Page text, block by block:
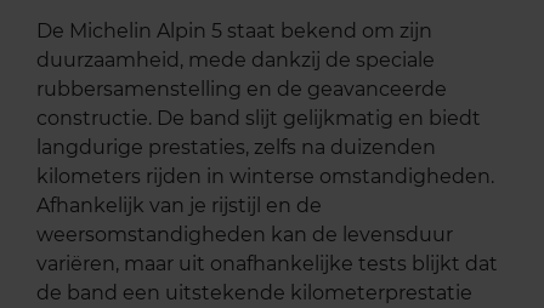
De Michelin Alpin 5 staat bekend om zijn
duurzaamheid, mede dankzij de speciale
rubbersamenstelling en de geavanceerde
constructie. De band slijt gelijkmatig en biedt
langdurige prestaties, zelfs na duizenden
kilometers rijden in winterse omstandigheden.
Afhankelijk van je rijstijl en de
weersomstandigheden kan de levensduur
variëren, maar uit onafhankelijke tests blijkt dat
de band een uitstekende kilometerprestatie